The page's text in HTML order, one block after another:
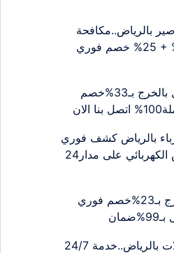
بالرياض..مكافحة
صراصير آمنة 100% + 25% خصم فوري
شركة تنظيف منازل بالخرج بـ33%خصم
بالرياض كشف فوري
دقيق 100% للتماس الكهربائي على مدار24
كهربائي منازل بالخرج بـ23%خصم فوري
كشف اعطال الكابلات بالرياض..خدمة 24/7